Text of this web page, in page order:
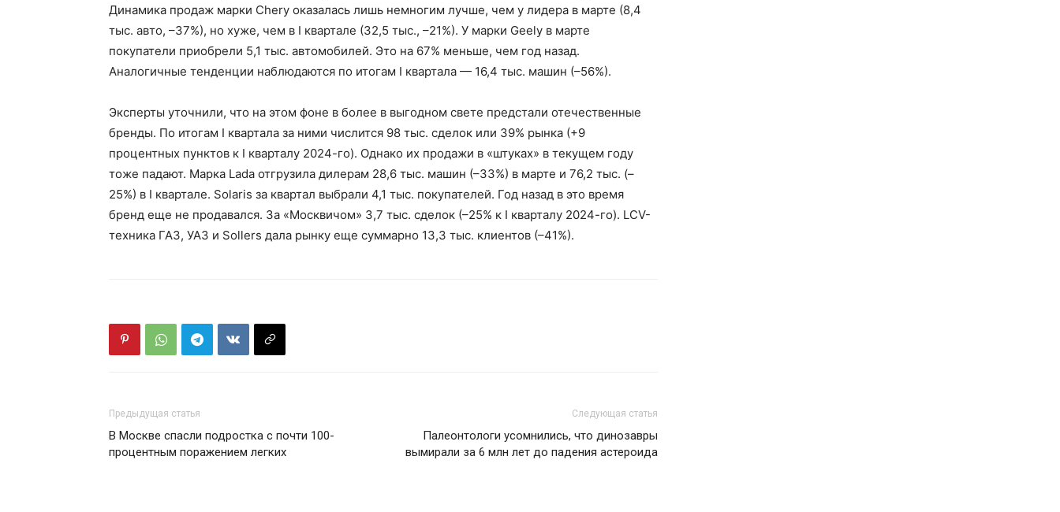
Динамика продаж марки Chery оказалась лишь немногим лучше, чем у лидера в марте (8,4
тыс. авто, –37%), но хуже, чем в I квартале (32,5 тыс., –21%). У марки Geely в марте
покупатели приобрели 5,1 тыс. автомобилей. Это на 67% меньше, чем год назад.
Аналогичные тенденции наблюдаются по итогам I квартала — 16,4 тыс. машин (–56%).
Эксперты уточнили, что на этом фоне в более в выгодном свете предстали отечественные
бренды. По итогам I квартала за ними числится 98 тыс. сделок или 39% рынка (+9
процентных пунктов к I кварталу 2024-го). Однако их продажи в «штуках» в текущем году
тоже падают. Марка Lada отгрузила дилерам 28,6 тыс. машин (–33%) в марте и 76,2 тыс. (–
25%) в I квартале. Solaris за квартал выбрали 4,1 тыс. покупателей. Год назад в это время
бренд еще не продавался. За «Москвичом» 3,7 тыс. сделок (–25% к I кварталу 2024-го). LCV-
техника ГАЗ, УАЗ и Sollers дала рынку еще суммарно 13,3 тыс. клиентов (–41%).
Предыдущая статья
В Москве спасли подростка с почти 100-
процентным поражением легких
Следующая статья
Палеонтологи усомнились, что динозавры
вымирали за 6 млн лет до падения астероида